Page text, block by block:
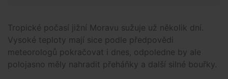
Tropické počasí jižní Moravu sužuje už několik dní.
Vysoké teploty mají sice podle předpovědi
meteorologů pokračovat i dnes, odpoledne by ale
polojasno měly nahradit přeháňky a další silné bouřky.